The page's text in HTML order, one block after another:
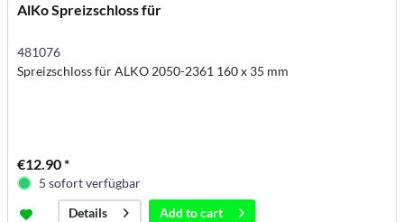
AlKo Spreizschloss für
481076
Spreizschloss für ALKO 2050-2361 160 x 35 mm
€12.90 *
5 sofort verfügbar
Details
Add tocart